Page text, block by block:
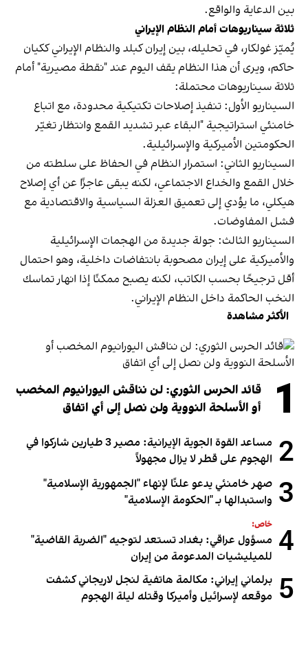
بين الدعاية والواقع.
ثلاثة سيناريوهات أمام النظام الإيراني
يُميّز غولكار، في تحليله، بين إيران كبلد والنظام الإيراني ككيان
حاكم، ويرى أن هذا النظام يقف اليوم عند "نقطة مصيرية" أمام
ثلاثة سيناريوهات محتملة:
السيناريو الأول: تنفيذ إصلاحات تكتيكية محدودة، مع اتباع
خامنئي استراتيجية "البقاء عبر تشديد القمع وانتظار تغيّر
الحكومتين الأميركية والإسرائيلية.
السيناريو الثاني: استمرار النظام في الحفاظ على سلطته من
خلال القمع والخداع الاجتماعي، لكنه يبقى عاجزًا عن أي إصلاح
هيكلي، ما يؤدي إلى تعميق العزلة السياسية والاقتصادية مع
فشل المفاوضات.
السيناريو الثالث: جولة جديدة من الهجمات الإسرائيلية
والأميركية على إيران مصحوبة بانتفاضات داخلية، وهو احتمال
أقل ترجيحًا بحسب الكاتب، لكنه يصبح ممكنًا إذا انهار تماسك
النخب الحاكمة داخل النظام الإيراني.
الأكثر مشاهدة
1
قائد الحرس الثوري: لن نناقش اليورانيوم المخصب
أو الأسلحة النووية ولن نصل إلى أي اتفاق
2
مساعد القوة الجوية الإيرانية: مصير 3 طيارين شاركوا في
الهجوم على قطر لا يزال مجهولاً
3 صهر خامنئي يدعو علنًا لإنهاء "الجمهورية الإسلامية"
واستبدالها بـ "الحكومة الإسلامية"
4 خاص:
مسؤول عراقي: بغداد تستعد لتوجيه "الضربة القاضية"
للميليشيات المدعومة من إيران
5 برلماني إيراني: مكالمة هاتفية لنجل لاريجاني كشفت
موقعه لإسرائيل وأميركا وقتله ليلة الهجوم